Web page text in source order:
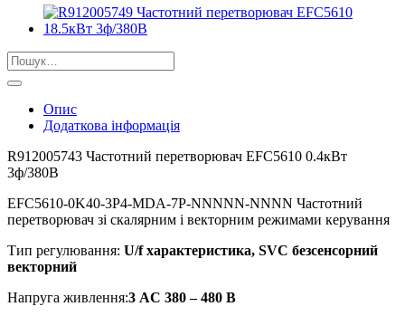
Шукати:
Опис
Додаткова інформація
R912005743 Частотний перетворювач EFC5610 0.4кВт
3ф/380В
EFC5610-0K40-3P4-MDA-7P-NNNNN-NNNN Частотний
перетворювач зі скалярним і векторним режимами керування
Тип регулювання: U/f характеристика, SVC безсенсорний
векторний
Напруга живлення:3 AC 380 – 480 В